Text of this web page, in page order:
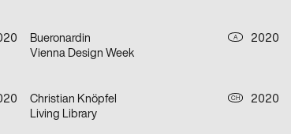
Bueronardin A
2020
Vienna Design Week
Christian Knöpfel CH
2020
Living Library